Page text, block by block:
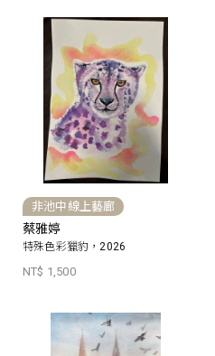
非池中線上藝廊
蔡雅婷
特殊色彩獵豹，2026
NT$ 1,500